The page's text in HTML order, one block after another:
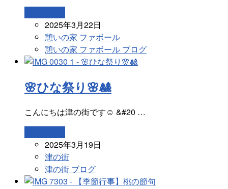
2025年3月22日
憩いの家 ファボール
憩いの家 ファボール ブログ
🌸ひな祭り🌸🎎
こんにちは津の街です☺️ &#20 …
2025年3月19日
津の街
津の街 ブログ